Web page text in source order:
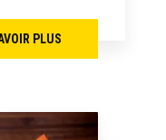
PLUS